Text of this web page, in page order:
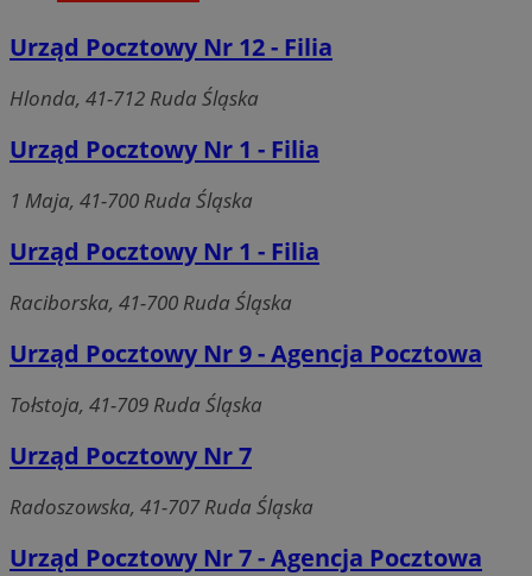
Urząd Pocztowy Nr 12 - Filia
Hlonda, 41-712 Ruda Śląska
Urząd Pocztowy Nr 1 - Filia
1 Maja, 41-700 Ruda Śląska
Urząd Pocztowy Nr 1 - Filia
Raciborska, 41-700 Ruda Śląska
Urząd Pocztowy Nr 9 - Agencja Pocztowa
Tołstoja, 41-709 Ruda Śląska
Urząd Pocztowy Nr 7
Radoszowska, 41-707 Ruda Śląska
Urząd Pocztowy Nr 7 - Agencja Pocztowa